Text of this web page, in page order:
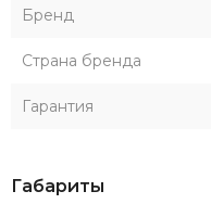
Бренд
Страна бренда
Гарантия
Габариты